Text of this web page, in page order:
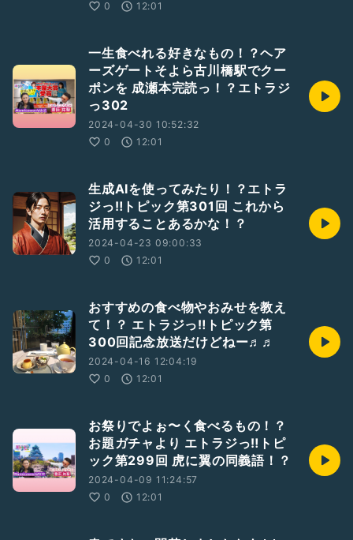
0 12:01
一生食べれる好きなもの！？ヘア
ーズゲートそよら古川橋駅でクー
ポンを 成瀬本完読っ！？エトラジ
っ302
2024-04-30 10:52:32
0
12:01
生成AIを使ってみたり！？エトラ
ジっ‼︎トピック第301回 これから
活用することあるかな！？
2024-04-23 09:00:33
0
12:01
おすすめの食べ物やおみせを教え
て！？ エトラジっ‼︎トピック第
300回記念放送だけどねー♬♬
2024-04-16 12:04:19
0
12:01
お祭りでよぉ〜く食べるもの！？
お題ガチャより エトラジっ‼︎トピ
ック第299回 虎に翼の同義語！？
2024-04-09 11:24:57
0
12:01